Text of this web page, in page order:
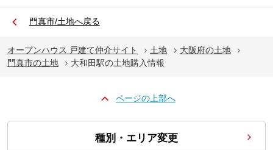
門真市/土地へ戻る
オープンハウス 戸建て仲介サイト 土地
大阪府の土地
門真市の土地
大和田駅の土地購入情報
ページの上部へ
種別・エリア変更